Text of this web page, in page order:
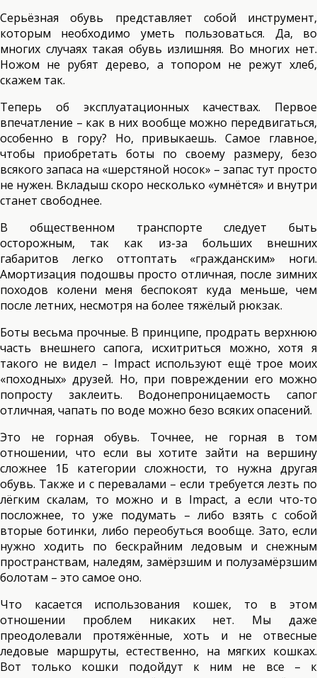
Серьёзная обувь представляет собой инструмент,
которым необходимо уметь пользоваться. Да, во
многих случаях такая обувь излишняя. Во многих нет.
Ножом не рубят дерево, а топором не режут хлеб,
скажем так.
Теперь об эксплуатационных качествах. Первое
впечатление – как в них вообще можно передвигаться,
особенно в гору? Но, привыкаешь. Самое главное,
чтобы приобретать боты по своему размеру, безо
всякого запаса на «шерстяной носок» – запас тут просто
не нужен. Вкладыш скоро несколько «умнётся» и внутри
станет свободнее.
В общественном транспорте следует быть
осторожным, так как из-за больших внешних
габаритов легко оттоптать «гражданским» ноги.
Амортизация подошвы просто отличная, после зимних
походов колени меня беспокоят куда меньше, чем
после летних, несмотря на более тяжёлый рюкзак.
Боты весьма прочные. В принципе, продрать верхнюю
часть внешнего сапога, исхитриться можно, хотя я
такого не видел – Impact используют ещё трое моих
«походных» друзей. Но, при повреждении его можно
попросту заклеить. Водонепроницаемость сапог
отличная, чапать по воде можно безо всяких опасений.
Это не горная обувь. Точнее, не горная в том
отношении, что если вы хотите зайти на вершину
сложнее 1Б категории сложности, то нужна другая
обувь. Также и с перевалами – если требуется лезть по
лёгким скалам, то можно и в Impact, а если что-то
посложнее, то уже подумать – либо взять с собой
вторые ботинки, либо переобуться вообще. Зато, если
нужно ходить по бескрайним ледовым и снежным
пространствам, наледям, замёрзшим и полузамёрзшим
болотам – это самое оно.
Что касается использования кошек, то в этом
отношении проблем никаких нет. Мы даже
преодолевали протяжённые, хоть и не отвесные
ледовые маршруты, естественно, на мягких кошках.
Вот только кошки подойдут к ним не все – к